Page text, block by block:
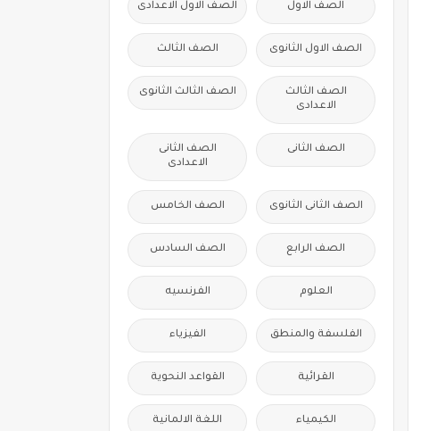
الصف الاول الصف الاول الاعدادى
الصف الاول الثانوى الصف الثالث
الصف الثالث
الاعدادى
الصف الثالث الثانوى
الصف الثانى
الصف الثانى
الاعدادى
الصف الثانى الثانوى الصف الخامس
الصف الرابع الصف السادس
العلوم الفرنسيه
الفلسفة والمنطق الفيزياء
القرائية القواعد النحوية
الكيمياء اللغة الالمانية